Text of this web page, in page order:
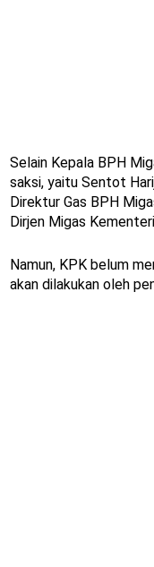
Selain Kepala BPH
saksi, yaitu Sentot
Direktur Gas BPH
Dirjen Migas
Namun, KPK belum
akan dilakukan oleh